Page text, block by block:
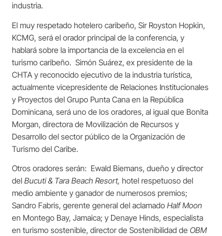
industria.
El muy respetado hotelero caribeño, Sir Royston Hopkin,
KCMG, será el orador principal de la conferencia, y
hablará sobre la importancia de la excelencia en el
turismo caribeño. Simón Suárez, ex presidente de la
CHTA y reconocido ejecutivo de la industria turística,
actualmente vicepresidente de Relaciones Institucionales
y Proyectos del Grupo Punta Cana en la República
Dominicana, será uno de los oradores, al igual que Bonita
Morgan, directora de Movilización de Recursos y
Desarrollo del sector público de la Organización de
Turismo del Caribe.
Otros oradores serán: Ewald Biemans, dueño y director
del Bucuti & Tara Beach Resort, hotel respetuoso del
medio ambiente y ganador de numerosos premios;
Sandro Fabris, gerente general del aclamado Half Moon
en Montego Bay, Jamaica; y Denaye Hinds, especialista
en turismo sostenible, director de Sostenibilidad de OBM